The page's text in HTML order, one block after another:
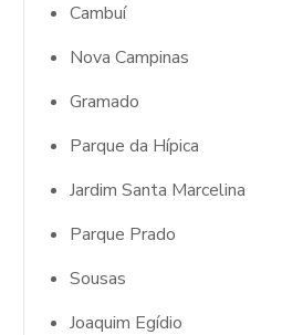
Cambuí
Nova Campinas
Gramado
Parque da Hípica
Jardim Santa Marcelina
Parque Prado
Sousas
Joaquim Egídio